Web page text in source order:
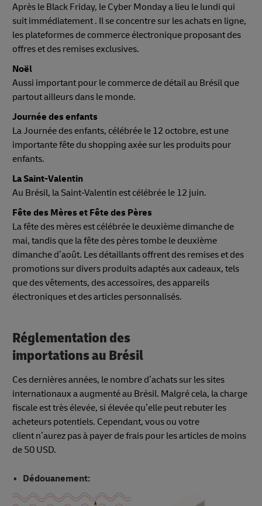
Après le Black Friday, le Cyber Monday a lieu le lundi qui
suit immédiatement . Il se concentre sur les achats en ligne,
les plateformes de commerce électronique proposant des
offres et des remises exclusives.
Noël
Aussi important pour le commerce de détail au Brésil que
partout ailleurs dans le monde.
Journée des enfants
La Journée des enfants, célébrée le 12 octobre, est une
importante fête du shopping axée sur les produits pour
enfants.
La Saint-Valentin
Au Brésil, la Saint-Valentin est célébrée le 12 juin.
Fête des Mères et Fête des Pères
La fête des mères est célébrée le deuxième dimanche de
mai, tandis que la fête des pères tombe le deuxième
dimanche d’août. Les détaillants offrent des remises et des
promotions sur divers produits adaptés aux cadeaux, tels
que des vêtements, des accessoires, des appareils
électroniques et des articles personnalisés.
Réglementation des
importations au Brésil
Ces dernières années, le nombre d’achats sur les sites
internationaux a augmenté au Brésil. Malgré cela, la charge
fiscale est très élevée, si élevée qu’elle peut rebuter les
acheteurs potentiels. Cependant, vous ou votre
client n’aurez pas à payer de frais pour les articles de moins
de 50 USD.
Dédouanement: